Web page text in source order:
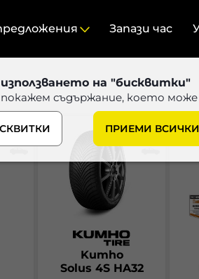
на "бисквитки"
съдържание, което може
ПРИЕМИ ВСИЧКИ
Запази час
Kumho
Solus 4S HA32